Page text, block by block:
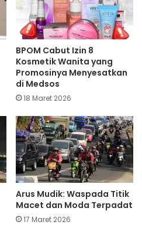
BPOM Cabut Izin 8
Kosmetik Wanita yang
Promosinya Menyesatkan
di Medsos
18 Maret 2026
Arus Mudik: Waspada Titik
Macet dan Moda Terpadat
17 Maret 2026